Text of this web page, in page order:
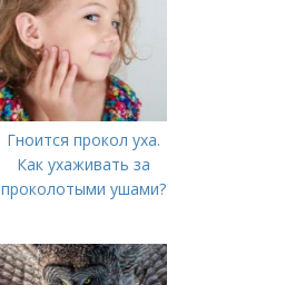
Гноится прокол уха.
Как ухаживать за
проколотыми ушами?